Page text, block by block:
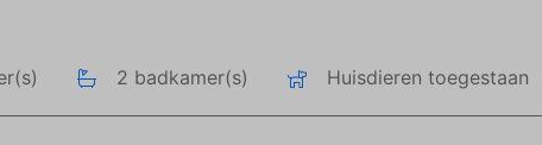
2 badkamer(s) Huisdieren toegestaan